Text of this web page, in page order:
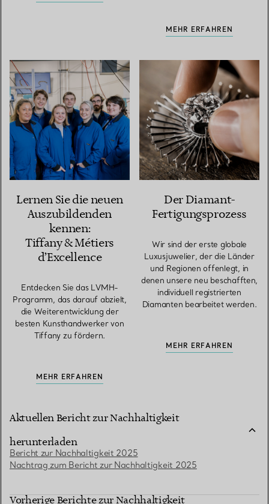
MEHR ERFAHREN
Lernen Sie die neuen
Auszubildenden
kennen:
Tiffany & Métiers
d’Excellence
Entdecken Sie das LVMH-
Programm, das darauf abzielt,
die Weiterentwicklung der
besten Kunsthandwerker von
Tiffany zu fördern.
MEHR ERFAHREN
Der Diamant-
Fertigungsprozess
Wir sind der erste globale
Luxusjuwelier, der die Länder
und Regionen offenlegt, in
denen unsere neu beschafften,
individuell registrierten
Diamanten bearbeitet werden.
MEHR ERFAHREN
Aktuellen Bericht zur Nachhaltigkeit
herunterladen
Bericht zur Nachhaltigkeit 2025
Nachtrag zum Bericht zur Nachhaltigkeit 2025
Vorherige Berichte zur Nachhaltigkeit